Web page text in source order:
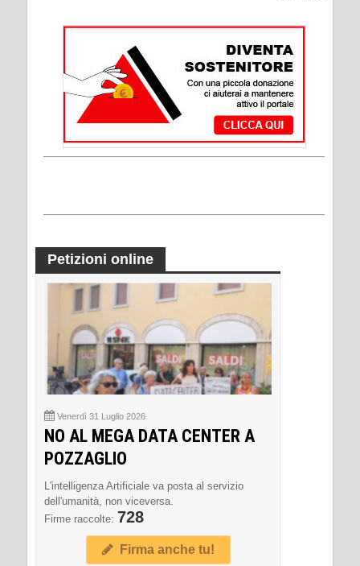
Petizioni online
Venerdì 31 Luglio 2026
NO AL MEGA DATA CENTER A
POZZAGLIO
L'intelligenza Artificiale va posta al servizio
dell'umanità, non viceversa.
Firme raccolte: 728
Firma anche tu!